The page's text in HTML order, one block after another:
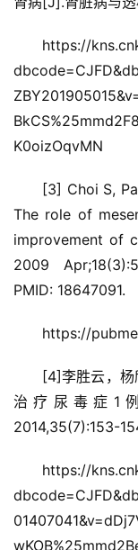
https://
K0oizOqvMN
[3] Choi S,
The role of
improvement of
2009
PMID: 18647091.
https://
[4]李胜云，杨
治疗尿毒症1
2014,35(7):153-
https://